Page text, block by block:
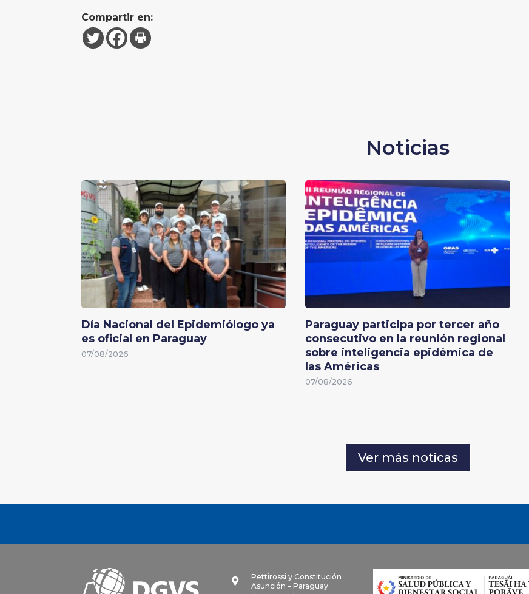
Compartir en:
Noticias
Día Nacional del Epidemiólogo ya
es oficial en Paraguay
07/08/2026
Paraguay participa por tercer año
consecutivo en la reunión regional
sobre inteligencia epidémica de
las Américas
07/08/2026
Ver más noticas

Pettirossi y Constitución
Asunción – Paraguay